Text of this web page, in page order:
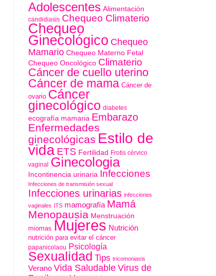
Adolescentes Alimentación
candidiasis Chequeo Climaterio
Chequeo
Ginecológico Chequeo
Mamario Chequeo Materno Fetal
Chequeo Oncológico Climaterio
Cáncer de cuello uterino
Cáncer de mama Cáncer de
ovario Cáncer
ginecológico diabetes
ecografía mamaria Embarazo
Enfermedades
ginecológicas Estilo de
vida ETS Fertilidad Frotis cérvico
vaginal Ginecologia
Incontinencia urinaria Infecciones
Infecciones de transmisión sexual
Infecciones urinarias infecciones
vaginales ITS mamografía Mamá
Menopausia Menstruación
miomas Mujeres Nutrición
nutrición para evitar el cáncer
papanicolaou Psicología
Sexualidad Tips tricomoniasis
Verano Vida Saludable Virus de